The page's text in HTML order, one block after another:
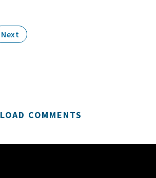
Next
LOAD COMMENTS